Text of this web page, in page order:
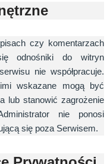
czy komentarzach
odnośniki do witryn
nie współpracuje.
wskazane mogą być
lub stanowić zagrożenie
nie ponosi
się poza Serwisem.